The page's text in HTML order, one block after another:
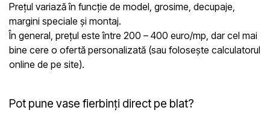
Prețul variază în funcție de model, grosime, decupaje,
margini speciale și montaj.
În general, prețul este între 200 – 400 euro/mp, dar cel mai
bine cere o ofertă personalizată (sau folosește calculatorul
online de pe site).
Pot pune vase fierbinți direct pe blat?